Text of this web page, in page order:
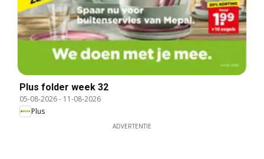
Plus folder week 32
05-08-2026- 11-08-2026
Plus
ADVERTENTIE